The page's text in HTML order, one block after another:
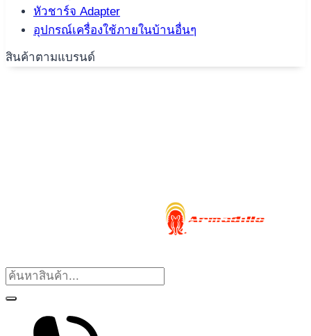
หัวชาร์จ Adapter
อุปกรณ์เครื่องใช้ภายในบ้านอื่นๆ
สินค้าตามแบรนด์